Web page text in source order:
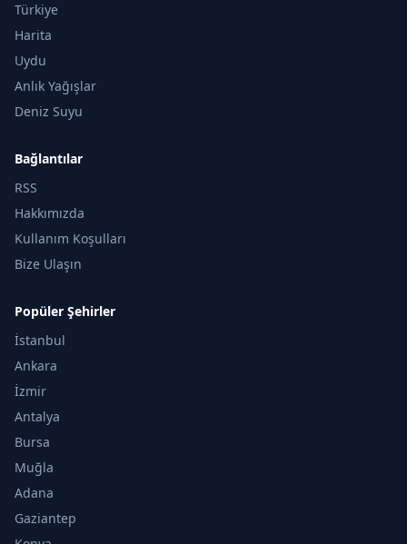
Türkiye
Harita
Uydu
Anlık Yağışlar
Deniz Suyu
Bağlantılar
RSS
Hakkımızda
Kullanım Koşulları
Bize Ulaşın
Popüler Şehirler
İstanbul
Ankara
İzmir
Antalya
Bursa
Muğla
Adana
Gaziantep